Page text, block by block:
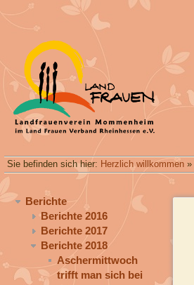
Sie befinden sich hier: Herzlich willkommen »
Berichte
Berichte 2016
Berichte 2017
Berichte 2018
Aschermittwoch
trifft man sich bei